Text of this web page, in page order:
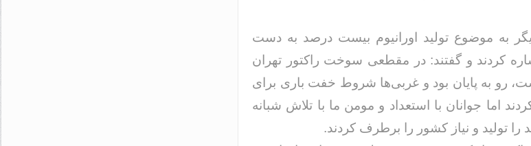
به موضوع تولید اورانیوم بیست درصد به دست
کردند و گفتند: در مقطعی سوخت راکتور تهران
رو به پایان بود و غربی‌ها شروط خفت باری برای
اما جوانان با استعداد و مومن ما با تلاش شبانه
تولید و نیاز کشور را برطرف کردند.